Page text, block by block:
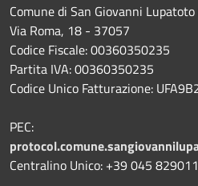
Comune di San Giovanni Lupatoto
Via Roma, 18 - 37057
Codice Fiscale: 00360350235
Partita IVA: 00360350235
Codice Unico Fatturazione:
PEC:
Centralino Unico: +39 045